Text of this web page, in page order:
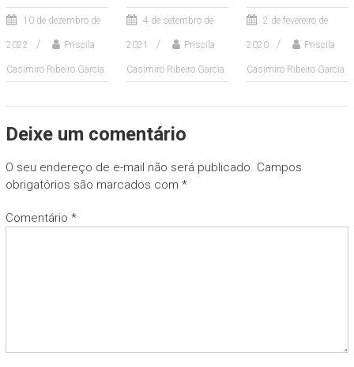
10 de dezembro de
2022 Priscila
Casimiro Ribeiro Garcia
4 de setembro de
2021 Priscila
Casimiro Ribeiro Garcia
2 de fevereiro de
2020 Priscila
Casimiro Ribeiro Garcia
Deixe um comentário
O seu endereço de e-mail não será publicado. Campos
obrigatórios são marcados com *
Comentário *